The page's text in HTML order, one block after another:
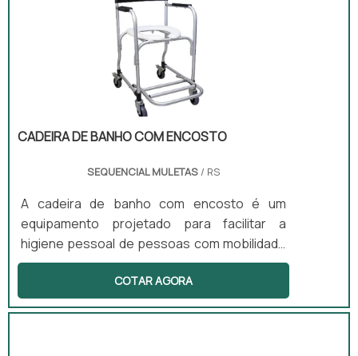
asilos e domicílios, onde o cuidado com a
saúde e o bem-estar dos pacientes é
CADEIRA DE BANHO COM ENCOSTO
SEQUENCIAL MULETAS/ RS
A cadeira de banho com encosto é um
equipamento projetado para facilitar a
higiene pessoal de pessoas com mobilidade
reduzida. Com uma estrutura que conta com
rodas e um assento anatômico, este produto
proporciona segurança e conforto durante o
COTAR AGORA